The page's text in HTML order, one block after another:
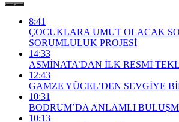
8:41
ÇOCUKLARA UMUT OLACAK
SORUMLULUK PROJESİ
14:33
ASMİNATA’DAN İLK RESMİ
12:43
GAMZE YÜCEL’DEN SEVGİYE
10:31
BODRUM’DA ANLAMLI
10:13